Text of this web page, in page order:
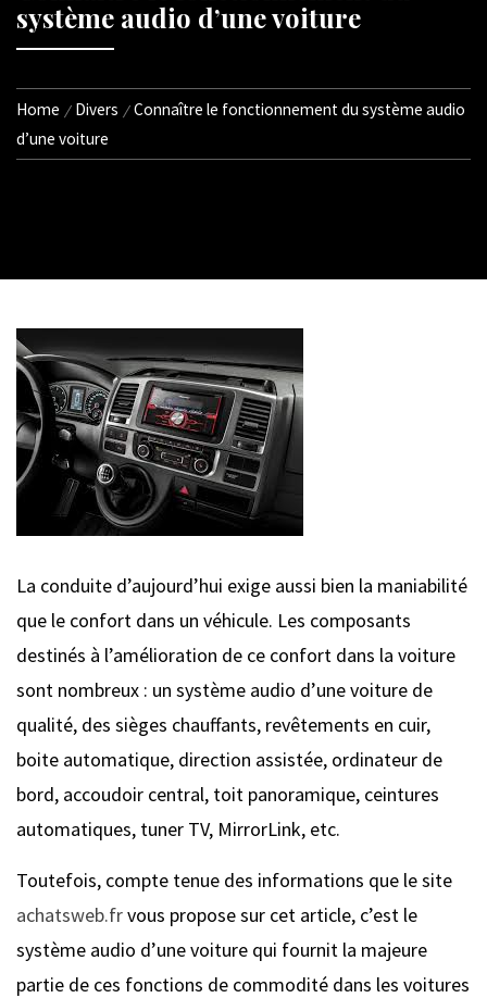
système audio d’une voiture
Home Divers
Connaître le fonctionnement du système audio
d’une voiture
La conduite d’aujourd’hui exige aussi bien la maniabilité
que le confort dans un véhicule. Les composants
destinés à l’amélioration de ce confort dans la voiture
sont nombreux : un système audio d’une voiture de
qualité, des sièges chauffants, revêtements en cuir,
boite automatique, direction assistée, ordinateur de
bord, accoudoir central, toit panoramique, ceintures
automatiques, tuner TV, MirrorLink, etc.
Toutefois, compte tenue des informations que le site
achatsweb.frvous propose sur cet article, c’est le
système audio d’une voiture qui fournit la majeure
partie de ces fonctions de commodité dans les voitures